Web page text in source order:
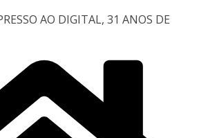
AO DIGITAL, 31 ANOS DE